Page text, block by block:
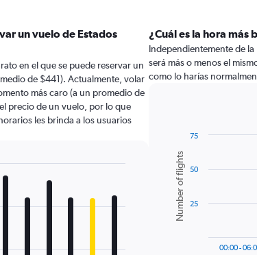
un vuelo de Estados
en el que se puede reservar un
de $441). Actualmente, volar
más caro (a un promedio de
precio de un vuelo, por lo que
les brinda a los usuarios
¿Cuál es la hora más
Independientemente de
será más o menos el
como lo harías
chart
with
bars.
The
Chart
graphic.
Number of flights
00:00 -
25
50
75